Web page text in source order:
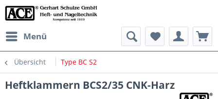
Menü
Übersicht Type BC S2
Heftklammern BCS2/35 CNK-Harz